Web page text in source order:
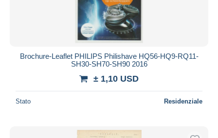
Brochure-Leaflet PHILIPS Philishave HQ56-HQ9-RQ11-
SH30-SH70-SH90 2016
± 1,10 USD
Stato Residenziale